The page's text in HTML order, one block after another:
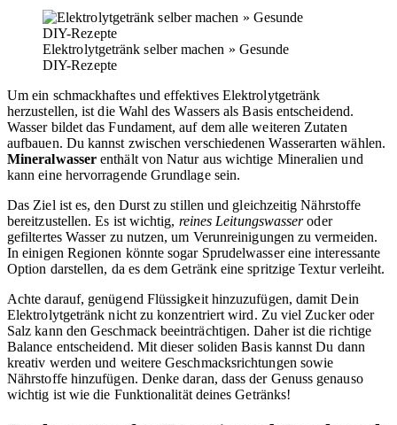
Elektrolytgetränk selber machen » Gesunde
DIY-Rezepte
Um ein schmackhaftes und effektives Elektrolytgetränk
herzustellen, ist die Wahl des Wassers als Basis entscheidend.
Wasser bildet das Fundament, auf dem alle weiteren Zutaten
aufbauen. Du kannst zwischen verschiedenen Wasserarten wählen.
Mineralwasser enthält von Natur aus wichtige Mineralien und
kann eine hervorragende Grundlage sein.
Das Ziel ist es, den Durst zu stillen und gleichzeitig Nährstoffe
bereitzustellen. Es ist wichtig, reines Leitungswasseroder
gefiltertes Wasser zu nutzen, um Verunreinigungen zu vermeiden.
In einigen Regionen könnte sogar Sprudelwasser eine interessante
Option darstellen, da es dem Getränk eine spritzige Textur verleiht.
Achte darauf, genügend Flüssigkeit hinzuzufügen, damit Dein
Elektrolytgetränk nicht zu konzentriert wird. Zu viel Zucker oder
Salz kann den Geschmack beeinträchtigen. Daher ist die richtige
Balance entscheidend. Mit dieser soliden Basis kannst Du dann
kreativ werden und weitere Geschmacksrichtungen sowie
Nährstoffe hinzufügen. Denke daran, dass der Genuss genauso
wichtig ist wie die Funktionalität deines Getränks!